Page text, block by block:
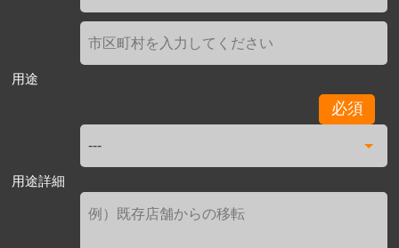
用途
必須
用途詳細